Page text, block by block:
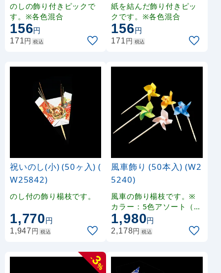
のしの飾り付きピックで
す。※各色混合
156円
171円 税込
紙を結んだ飾り付きピッ
クです。※各色混合
156円
171円 税込
祝いのし(小) (50ヶ入) (
W25842)
のし付の飾り楊枝です。
1,770円
1,947円 税込
風車飾り (50本入) (W2
5240)
風車の飾り楊枝です。※
カラー：5色アソート（各
色10本入）
1,980円
2,178円 税込
-
3
%